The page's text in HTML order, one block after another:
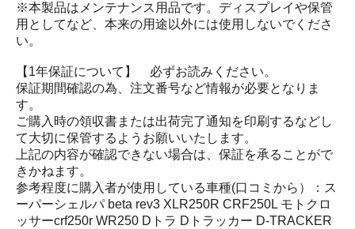
※本製品はメンテナンス用品です。ディスプレイや保管
用としてなど、本来の用途以外には使用しないでくださ
い。
【1年保証について】 必ずお読みください。
保証期間確認の為、注文番号など情報が必要となりま
す。
ご購入時の領収書または出荷完了通知を印刷するなどし
て大切に保管するようお願いいたします。
上記の内容が確認できない場合は、保証を承ることがで
きかねます。
参考程度に購入者が使用している車種(口コミから）：ス
ーパーシェルパ beta rev3 XLR250R CRF250L モトクロ
ッサーcrf250r WR250 Dトラ Dトラッカー D-TRACKER